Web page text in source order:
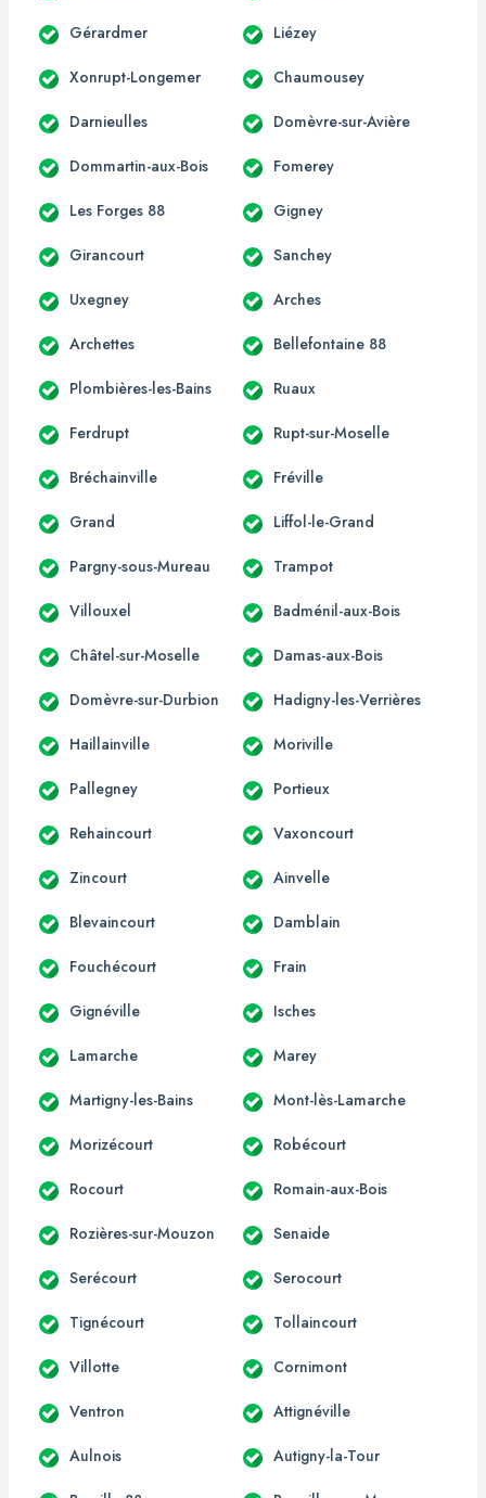
Gérardmer Liézey
Xonrupt-Longemer Chaumousey
Darnieulles Domèvre-sur-Avière
Dommartin-aux-Bois Fomerey
Les Forges 88 Gigney
Girancourt Sanchey
Uxegney Arches
Archettes Bellefontaine 88
Plombières-les-Bains Ruaux
Ferdrupt Rupt-sur-Moselle
Bréchainville Fréville
Grand Liffol-le-Grand
Pargny-sous-Mureau Trampot
Villouxel Badménil-aux-Bois
Châtel-sur-Moselle Damas-aux-Bois
Domèvre-sur-Durbion Hadigny-les-Verrières
Haillainville Moriville
Pallegney Portieux
Rehaincourt Vaxoncourt
Zincourt Ainvelle
Blevaincourt Damblain
Fouchécourt Frain
Gignéville Isches
Lamarche Marey
Martigny-les-Bains Mont-lès-Lamarche
Morizécourt Robécourt
Rocourt Romain-aux-Bois
Rozières-sur-Mouzon Senaide
Serécourt Serocourt
Tignécourt Tollaincourt
Villotte Cornimont
Ventron Attignéville
Aulnois Autigny-la-Tour